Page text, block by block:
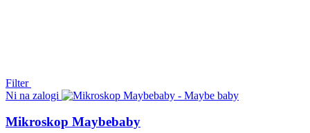
Filter
Ni na zalogi
Mikroskop Maybebaby